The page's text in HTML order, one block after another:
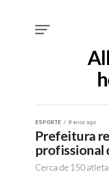
ESPORTE 8 anos ago
Prefeitura
profissional
Cerca de 150